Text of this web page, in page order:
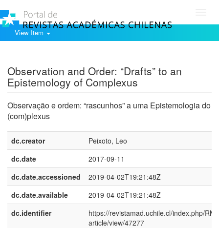
View Item
Observation and Order: “Drafts” to an
Epistemology of Complexus
Observação e ordem: “rascunhos” a uma Epistemologia do
(com)plexus
dc.creator
Peixoto, Leo
dc.date
2017-09-11
dc.date.accessioned
2019-04-02T19:21:48Z
dc.date.available
2019-04-02T19:21:48Z
dc.identifier
https://revistamad.uchile.cl/index.php/
article/view/47277